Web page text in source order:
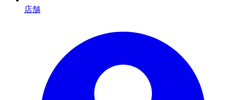
店舗